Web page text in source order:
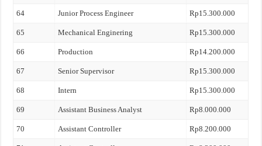
64 Junior Process Engineer Rp15.300.000
65 Mechanical Enginering Rp15.300.000
66 Production Rp14.200.000
67 Senior Supervisor Rp15.300.000
68 Intern Rp15.300.000
69 Assistant Business Analyst Rp8.000.000
70 Assistant Controller Rp8.200.000